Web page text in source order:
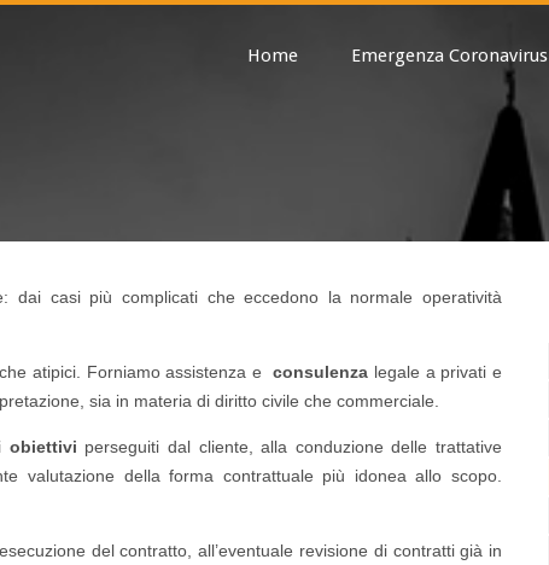
Home Emergenza Coronavirus
dai casi più complicati che eccedono la normale operatività
atipici. Forniamo assistenza econsulenza legale a privati e
sia in materia di diritto civile che commerciale.
obiettivi perseguiti dal cliente, alla conduzione delle trattative
valutazione della forma contrattuale più idonea allo scopo.
del contratto, all’eventuale revisione di contratti già in